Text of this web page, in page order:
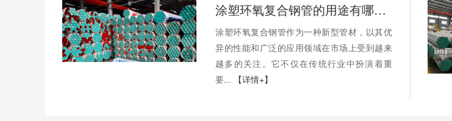
涂塑环氧复合钢管的用途有哪些？
涂塑环氧复合钢管作为一种新型管材，以其优
异的性能和广泛的应用领域在市场上受到越来
越多的关注。它不仅在传统行业中扮演着重
要...
【详情+】